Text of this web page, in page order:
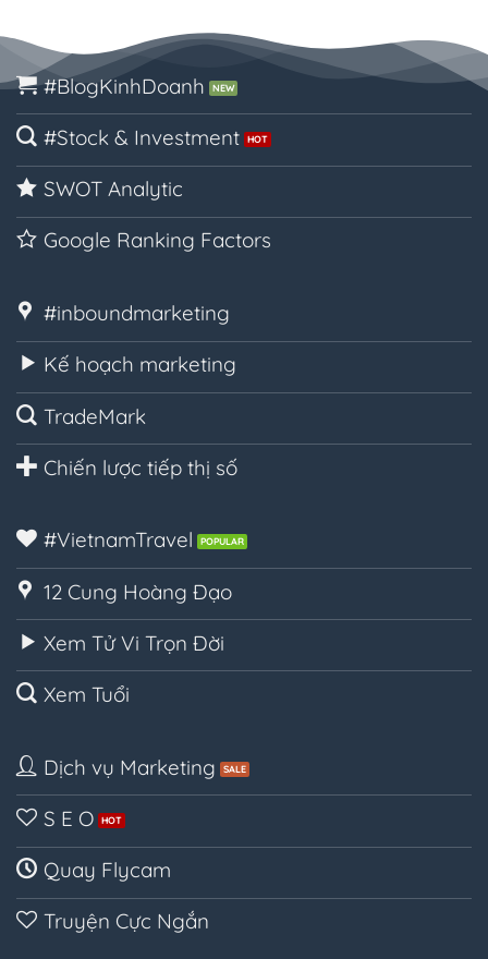
#BlogKinhDoanh
#Stock & Investment
SWOT Analytic
Google Ranking Factors
#inboundmarketing
Kế hoạch marketing
TradeMark
Chiến lược tiếp thị số
#VietnamTravel
12 Cung Hoàng Đạo
Xem Tử Vi Trọn Đời
Xem Tuổi
Dịch vụ Marketing
S E O
Quay Flycam
Truyện Cực Ngắn